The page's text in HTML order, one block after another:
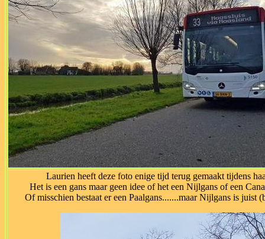
Laurien heeft deze foto enige tijd terug gemaakt tijdens
Het is een gans maar geen idee of het een Nijlgans of een
Of misschien bestaat er een Paalgans.......maar Nijlgans is juist